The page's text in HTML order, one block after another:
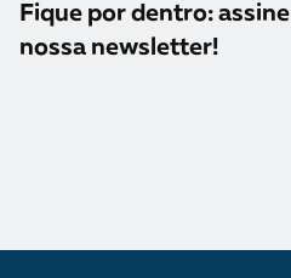
Fique por dentro: assine
nossa newsletter!